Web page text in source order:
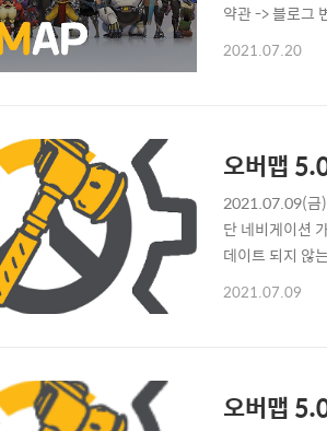
약관 -> 블로그
였으나, 2.0.0
2021.07.20
오버맵
2021.07.09(금)
단 네비게이션
데이트 되지 않
류 수정 메인 페
2021.07.09
오버맵